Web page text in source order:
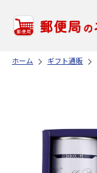
ホーム ギフト通販